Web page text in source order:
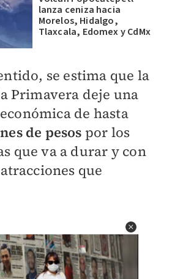
lanza ceniza hacia
Morelos, Hidalgo,
Tlaxcala, Edomex y CdMx
se estima que la
Primavera deje una
de hasta
de pesos por los
que va a durar y con
que